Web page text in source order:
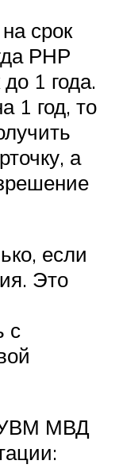
срок
РНР
1 года.
1 год, то
а
если
Это
с
МВД